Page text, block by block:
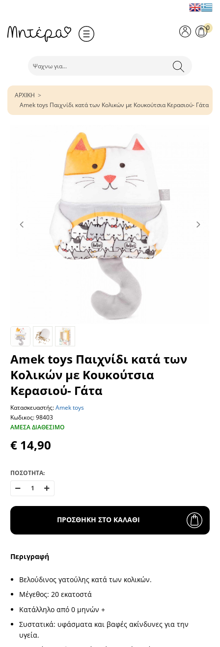
0
ΑΡΧΙΚΗ
Amek toys Παιχνίδι κατά των Κολικών με Κουκούτσια Κερασιού- Γάτα
Amek toys Παιχνίδι κατά των
Κολικών με Κουκούτσια
Κερασιού- Γάτα
Κατασκευαστής:Amek toys
Κωδικος: 98403
ΆΜΕΣΑ ΔΙΑΘΈΣΙΜΟ
€ 14,90
ΠΟΣΟΤΗΤΑ:
ΠΡΟΣΘΗΚΗ ΣΤΟ ΚΑΛΑΘΙ
Περιγραφή
Βελούδινος γατούλης κατά των κολικών.
Μέγεθος: 20 εκατοστά
Κατάλληλο από 0 μηνών +
Συστατικά: υφάσματα και βαφές ακίνδυνες για την
υγεία.